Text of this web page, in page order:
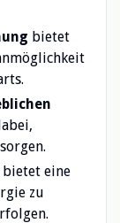
bietet
eine
zu